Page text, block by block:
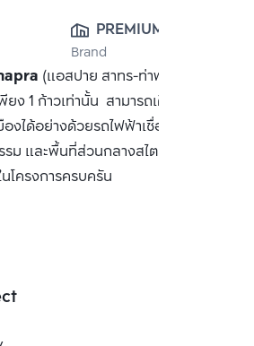
PREMIUM
RESIDENCE CO.,
LTD.
Brand
(แอสปาย สาทร-ท่าพระ) คอนโดที่
1 ก้าวเท่านั้น สามารถเดินทางเข้าสู่
ได้อย่างด้วยรถไฟฟ้าเชื่อมต่อสาทรไป
ม และพื้นที่ส่วนกลางสไตล์ญี่ปุ่น พร้อม
โครงการครบครัน